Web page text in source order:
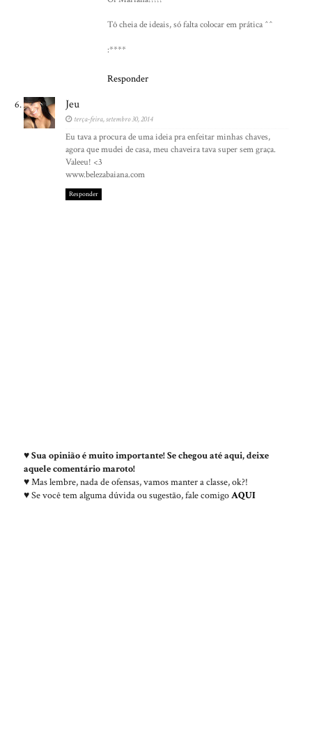
Tô cheia de ideais, só falta colocar em prática ^^
:****
Responder
Jeu
terça-feira, setembro 30, 2014
Eu tava a procura de uma ideia pra enfeitar minhas chaves,
agora que mudei de casa, meu chaveira tava super sem graça.
Valeeu! <3
www.belezabaiana.com
Responder
♥Sua opinião é muito importante! Se chegou até aqui, deixe
aquele comentário maroto!
♥ Mas lembre, nada de ofensas, vamos manter a classe, ok?!
♥ Se você tem alguma dúvida ou sugestão, fale comigoAQUI